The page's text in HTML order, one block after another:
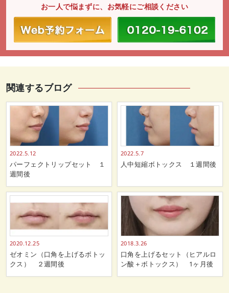
お一人で悩まずに、お気軽にご相談ください
関連するブログ
2022.5.12
パーフェクトリップセット １
週間後
2022.5.7
人中短縮ボトックス １週間後
2020.12.25
ゼオミン（口角を上げるボトッ
クス） ２週間後
2018.3.26
口角を上げるセット（ヒアルロ
ン酸＋ボトックス） 1ヶ月後